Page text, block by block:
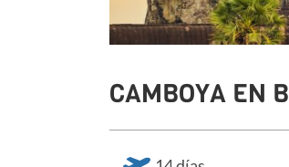
CAMBOYA EN